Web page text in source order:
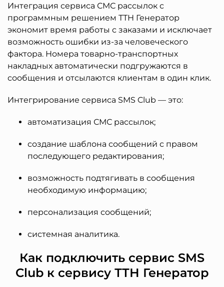
Интеграция сервиса СМС рассылок с
программным решением ТТН Генератор
экономит время работы с заказами и исключает
возможность ошибки из-за человеческого
фактора. Номера товарно-транспортных
накладных автоматически подгружаются в
сообщения и отсылаются клиентам в один клик.
Интегрирование сервиса SMS Club — это:
автоматизация СМС рассылок;
создание шаблона сообщений с правом
последующего редактирования;
возможность подтягивать в сообщения
необходимую информацию;
персонализация сообщений;
системная аналитика.
Как подключить сервис SMS
Club к сервису ТТН Генератор